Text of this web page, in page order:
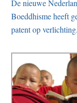
De nieuwe
Boeddhisme heeft
patent op verlichting.